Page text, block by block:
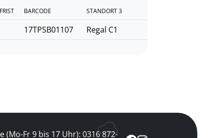
FRIST BARCODE STANDORT 3
17TPSB01107 Regal C1
(Mo-Fr 9 bis 17 Uhr): 0316 872-